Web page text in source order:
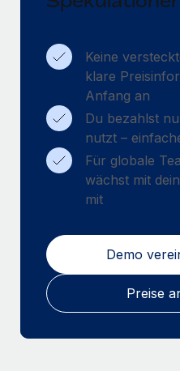
Keine
klare
Anfang an
Du bezahlst
nutzt –
Für globale
wächst mit
mit
Demo
Preise